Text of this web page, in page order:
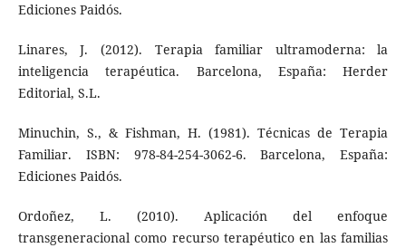
Ediciones Paidós.
Linares, J. (2012). Terapia familiar ultramoderna: la
inteligencia terapéutica. Barcelona, España: Herder
Editorial, S.L.
Minuchin, S., & Fishman, H. (1981). Técnicas de Terapia
Familiar. ISBN: 978-84-254-3062-6. Barcelona, España:
Ediciones Paidós.
Ordoñez, L. (2010). Aplicación del enfoque
transgeneracional como recurso terapéutico en las familias